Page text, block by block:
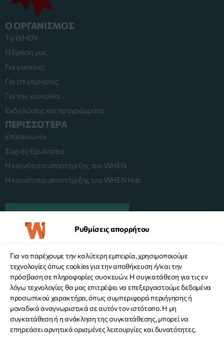
Ρυθμίσεις απορρήτου
Για να παρέχουμε την καλύτερη εμπειρία, χρησιμοποιούμε
τεχνολογίες όπως cookies για την αποθήκευση ή/και την
πρόσβαση σε πληροφορίες συσκευών. Η συγκατάθεση για τις εν
λόγω τεχνολογίες θα μας επιτρέψει να επεξεργαστούμε δεδομένα
προσωπικού χαρακτήρα, όπως συμπεριφορά περιήγησης ή
μοναδικά αναγνωριστικά σε αυτόν τον ιστότοπο. Η μη
συγκατάθεση ή η ανάκληση της συγκατάθεσης, μπορεί να
επηρεάσει αρνητικά ορισμένες λειτουργίες και δυνατότητες.
Ο ΟΡΓΑΝΙΣΜΟΣ
Το WHEN
Η δράση μας
Για γυναίκες
Για επιχειρήσεις
Για την κοινωνία
Εκδηλώσεις και προγράμματα
ΠΕΡΙΣΣΟΤΕΡΑ
Επικοινωνία
Συχνές Ερωτήσεις
Η κοινότητα υποστήριξης του WHEN
Η κοινότητα υποστήριξης του WHEN Hub
KANE ΔΩΡΕΑ